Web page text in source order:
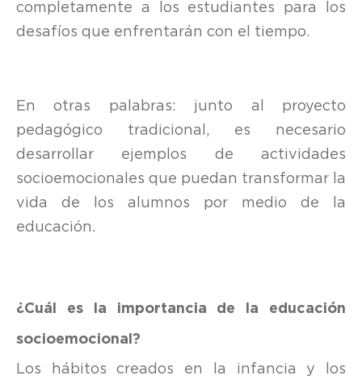
completamente a los estudiantes para los
desafíos que enfrentarán con el tiempo.
En otras palabras: junto al proyecto
pedagógico tradicional, es necesario
desarrollar ejemplos de actividades
socioemocionales que puedan transformar la
vida de los alumnos por medio de la
educación.
¿Cuál es la importancia de la educación
socioemocional?
Los hábitos creados en la infancia y los